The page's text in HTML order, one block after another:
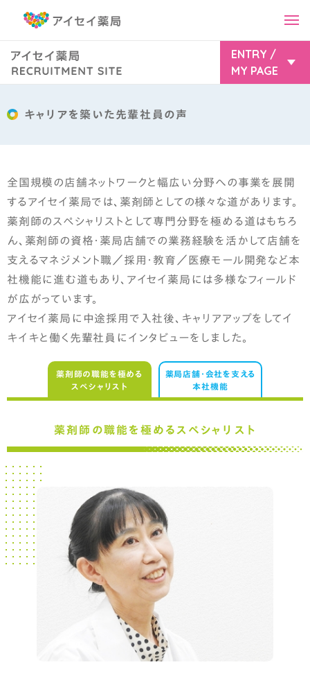
ENTRY /
MY PAGE
アイセイ薬局マイページ
マイナビ
2027年卒 2028年卒
薬キャリ1st
2027年卒 2028年卒
会社と人を知る
働き方を知る
チャレンジできるキャリアパス
充実した福利厚生
採用情報
新卒採用情報（薬剤師）
医療事務職
薬学生を全力サポート
スキルが身につく新人研修
新卒採用に関するよくあるご質問
キャリアを築いた先輩社員の声
全国規模の店舗ネットワークと幅広い分野への事業を展開
するアイセイ薬局では、薬剤師としての様々な道があります。
薬剤師のスペシャリストとして専門分野を極める道はもちろ
ん、薬剤師の資格・薬局店舗での業務経験を活かして店舗を
支えるマネジメント職／採用・教育／医療モール開発など本
社機能に進む道もあり、アイセイ薬局には多様なフィールド
が広がっています。
アイセイ薬局に中途採用で入社後、キャリアアップをしてイ
キイキと働く先輩社員にインタビューをしました。
薬剤師の職能を極める
スペシャリスト
薬局店舗・会社を支える
本社機能
薬剤師の職能を極めるスペシャリスト